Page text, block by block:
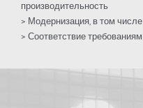
производительность
> Модернизация, в том
> Соответствие